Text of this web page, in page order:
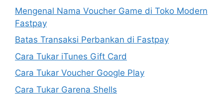
Mengenal Nama Voucher Game di Toko Modern
Fastpay
Batas Transaksi Perbankan di Fastpay
Cara Tukar iTunes Gift Card
Cara Tukar Voucher Google Play
Cara Tukar Garena Shells